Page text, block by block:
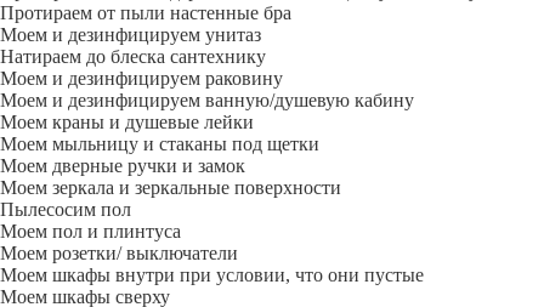
Протираем от пыли настенные бра
Моем и дезинфицируем унитаз
Натираем до блеска сантехнику
Моем и дезинфицируем раковину
Моем и дезинфицируем ванную/душевую кабину
Моем краны и душевые лейки
Моем мыльницу и стаканы под щетки
Моем дверные ручки и замок
Моем зеркала и зеркальные поверхности
Пылесосим пол
Моем пол и плинтуса
Моем розетки/ выключатели
Моем шкафы внутри при условии, что они пустые
Моем шкафы сверху